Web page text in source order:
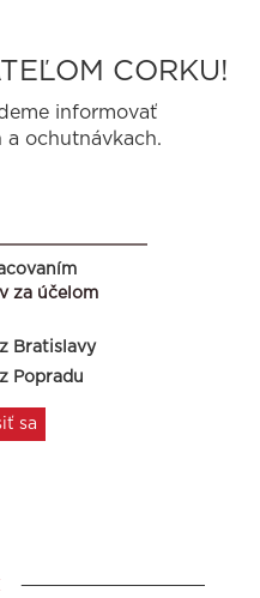
CORKU!
informovať
a ochutnávkach.
za účelom
Bratislavy
Popradu